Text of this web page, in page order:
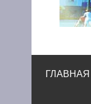
ГЛАВНАЯ